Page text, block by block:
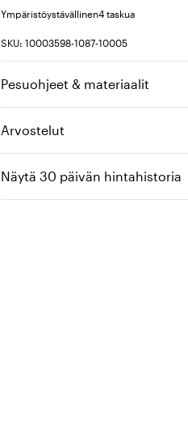
Ympäristöystävällinen4 taskua
SKU: 10003598-1087-10005
Pesuohjeet & materiaalit
Arvostelut
Näytä 30 päivän hintahistoria